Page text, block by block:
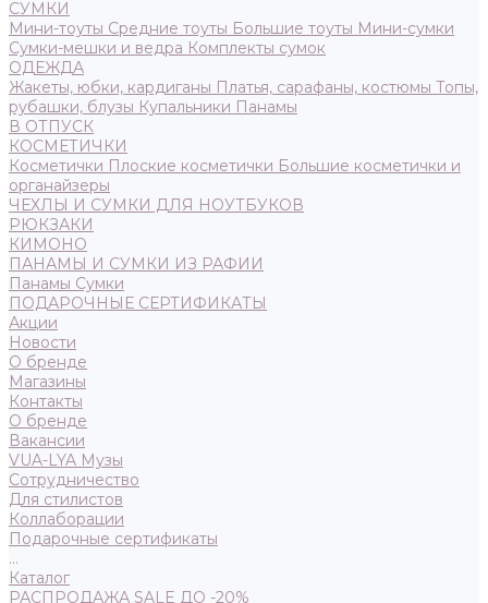
СУМКИ
Мини-тоуты Средние тоуты Большие тоуты Мини-сумки
Сумки-мешки и ведра Комплекты сумок
ОДЕЖДА
Жакеты, юбки, кардиганы Платья, сарафаны, костюмы Топы,
рубашки, блузы Купальники Панамы
В ОТПУСК
КОСМЕТИЧКИ
Косметички Плоские косметички Большие косметички и
органайзеры
ЧЕХЛЫ И СУМКИ ДЛЯ НОУТБУКОВ
РЮКЗАКИ
КИМОНО
ПАНАМЫ И СУМКИ ИЗ РАФИИ
Панамы Сумки
ПОДАРОЧНЫЕ СЕРТИФИКАТЫ
Акции
Новости
О бренде
Магазины
Контакты
О бренде
Вакансии
VUA-LYA Музы
Сотрудничество
Для стилистов
Коллаборации
Подарочные сертификаты
...
Каталог
РАСПРОДАЖА SALE ДО -20%